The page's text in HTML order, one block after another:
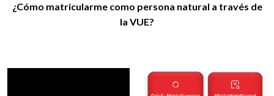
¿Cómo matricularme como persona natural a través de
la VUE?